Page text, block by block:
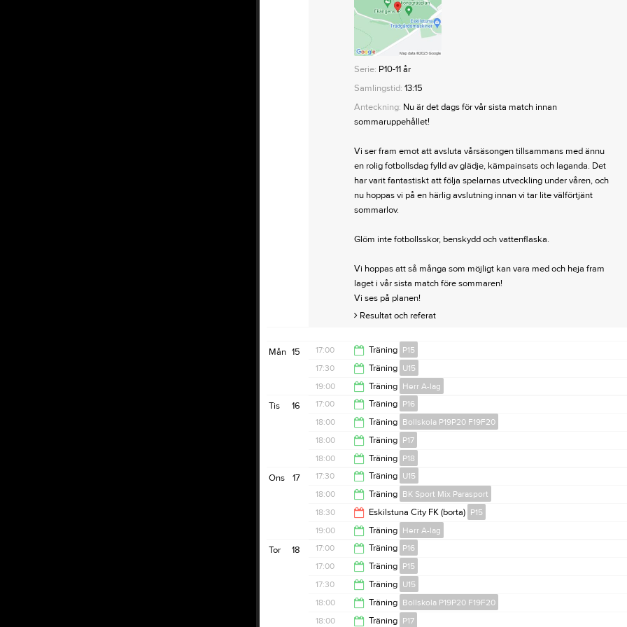
Serie:
P10-11 år
Samlingstid: 10:30
Anteckning:Vi spelar med gul tröja.
Resultat och referat
Serie:P15-16 Grön Grupp 5 östra vår
Resultat och referat
Serie: P10-11 år
Samlingstid: 13:15
Anteckning: Nu är det dags för vår sista match innan
sommaruppehållet!
Vi ser fram emot att avsluta vårsäsongen tillsammans med ännu
en rolig fotbollsdag fylld av glädje, kämpainsats och laganda. Det
har varit fantastiskt att följa spelarnas utveckling under våren, och
nu hoppas vi på en härlig avslutning innan vi tar lite välförtjänt
sommarlov.
Glöm inte fotbollsskor, benskydd och vattenflaska.
Vi hoppas att så många som möjligt kan vara med och heja fram
laget i vår sista match före sommaren!
Vi ses på planen!
Resultat och referat
15
Mån 17:00 Träning P15
18:30
17:30 Träning U15
19:00
19:00 Träning Herr A-lag
20:30
16
Tis 17:00 Träning P16
18:30
18:00 Träning Bollskola P19P20 F19F20
19:00
18:00 Träning P17
19:30
18:00 Träning P18
19:30
17
Ons 17:30 Träning U15
19:00
18:00 Träning BK Sport Mix Parasport
19:30
18:30 Eskilstuna City FK (borta) P15
19:30
19:00 Träning Herr A-lag
20:30
18
Tor 17:00 Träning P16
18:30
17:00 Träning P15
18:30
17:30 Träning U15
19:00
18:00 Träning Bollskola P19P20 F19F20
18:00
Träning P17